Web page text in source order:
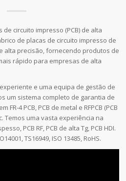
circuito impresso (PCB) de alta
de placas de circuito impresso de
alta precisão, fornecendo produtos de
rápido para empresas de alta
e uma equipa de gestão de
um sistema completo de garantia de
4 PCB, PCB de metal e RFPCB (PCB
Temos uma vasta experiência na
PCB RF, PCB de alta Tg, PCB HDI.
TS16949, ISO 13485, RoHS.